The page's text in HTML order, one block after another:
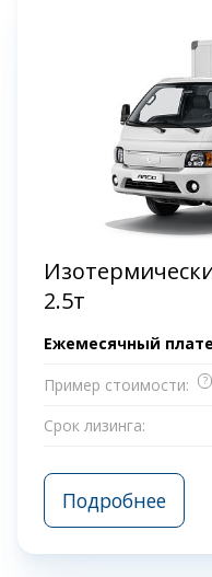
2.5т
Ежемесячный
Пример стоимости:
?
Срок лизинга:
Подробнее